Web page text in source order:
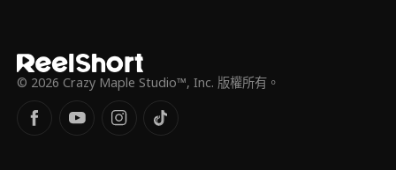
© 2026 Crazy Maple Studio™, Inc. 版權所有。